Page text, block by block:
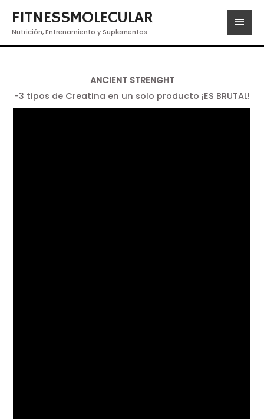
FITNESSMOLECULAR
Nutrición, Entrenamiento y Suplementos
ANCIENT STRENGHT
-3 tipos de Creatina en un solo producto ¡ES BRUTAL!